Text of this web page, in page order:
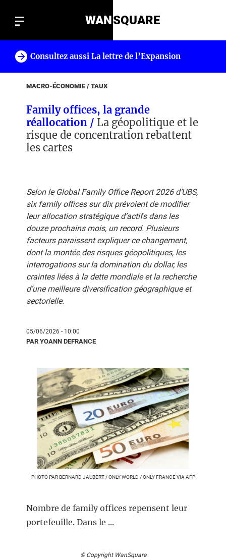
WANSQUARE
Consultez aussi La lettre de l’Expansion
MACRO-ÉCONOMIE / TAUX
Family offices, la grande
réallocation / La géopolitique et le
risque de concentration rebattent
les cartes
Selon le Global Family Office Report 2026 d’UBS,
six family offices sur dix prévoient de modifier
leur allocation stratégique d’actifs dans les
douze prochains mois, un record. Plusieurs
facteurs paraissent expliquer ce changement,
dont la montée des risques géopolitiques, les
interrogations sur la domination du dollar, les
craintes liées à la dette mondiale et la recherche
d’une meilleure diversification géographique et
sectorielle.
05/06/2026 - 10:00
PAR YOANN DEFRANCE
PHOTO PAR BERNARD JAUBERT / ONLY WORLD / ONLY FRANCE VIA AFP
Nombre de family offices repensent leur
portefeuille. Dans le ...
© Copyright WanSquare